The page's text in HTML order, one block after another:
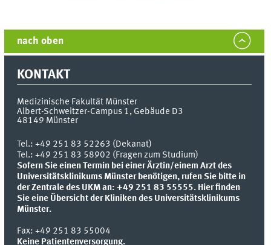
nach oben
KONTAKT
Medizinische Fakultät Münster
Albert-Schweitzer-Campus 1, Gebäude D3
48149 Münster
Tel.:+49 251 83 52263 (Dekanat)
Tel.: +49 251 83 58902 (Fragen zum Studium)
Sofern Sie einen Termin bei einer Ärztin/einem Arzt des
Universitätsklinikums Münster benötigen, rufen Sie bitte in
der Zentrale des UKM an: +49 251 83 55555. Hier finden
Sie eine Übersicht der Kliniken des Universitätsklinikums
Münster.
Fax:+49 251 83 55004
Keine Patientenversorgung.